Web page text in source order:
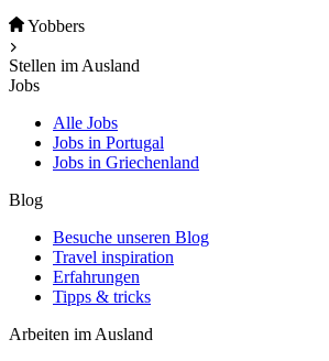
Yobbers
Stellen im Ausland
Jobs
Alle Jobs
Jobs in Portugal
Jobs in Griechenland
Blog
Besuche unseren Blog
Travel inspiration
Erfahrungen
Tipps & tricks
Arbeiten im Ausland